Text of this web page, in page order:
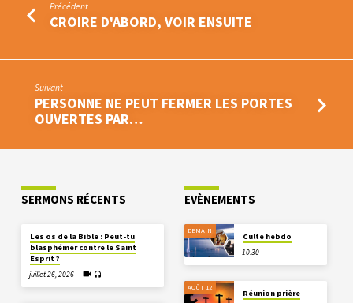
Précédent
CROIRE D'ABORD, VOIR ENSUITE
Suivant
PERSONNE NE PEUT FERMER LES PORTES
OUVERTES PAR…
SERMONS RÉCENTS
Les os de la Bible : Peut-tu
blasphémer contre le Saint
Esprit ?
juillet 26, 2026
EVÈNEMENTS
DEMAIN
Culte hebdo
10:30
AOÛT 12
Réunion prière